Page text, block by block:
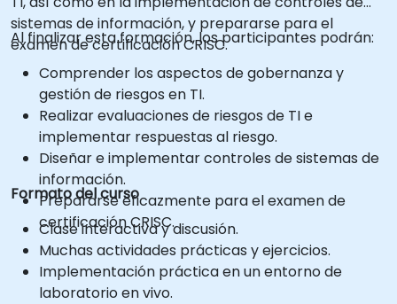
sistemas de información, y prepararse para el
examen de certificación CRISC.
Al finalizar esta formación, los participantes podrán:
Comprender los aspectos de gobernanza y
gestión de riesgos en TI.
Realizar evaluaciones de riesgos de TI e
implementar respuestas al riesgo.
Diseñar e implementar controles de sistemas de
información.
Prepararse eficazmente para el examen de
certificación CRISC.
Formato del curso
Clase interactiva y discusión.
Muchas actividades prácticas y ejercicios.
Implementación práctica en un entorno de
laboratorio en vivo.